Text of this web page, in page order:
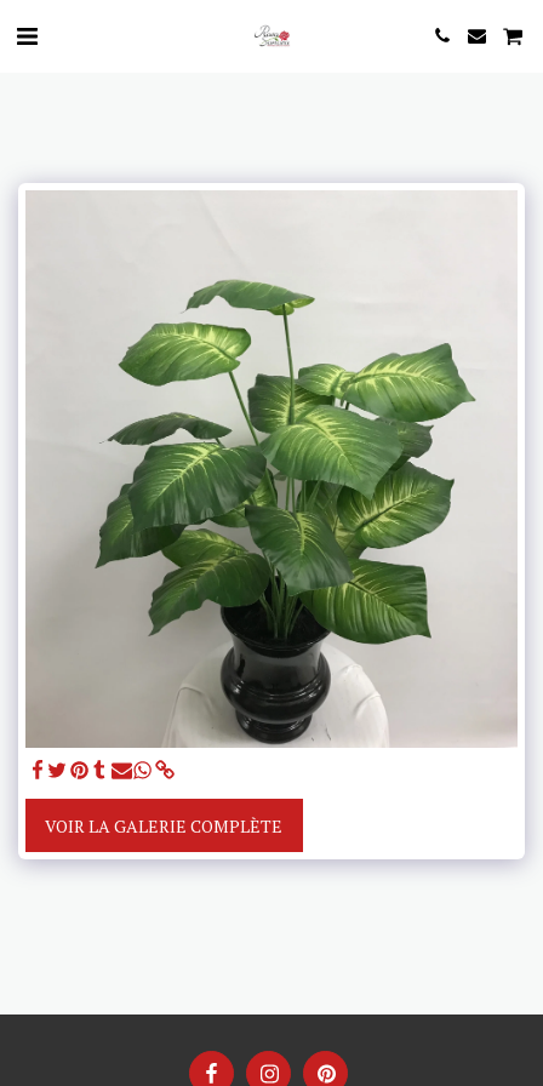
VOIR LA GALERIE COMPLÈTE